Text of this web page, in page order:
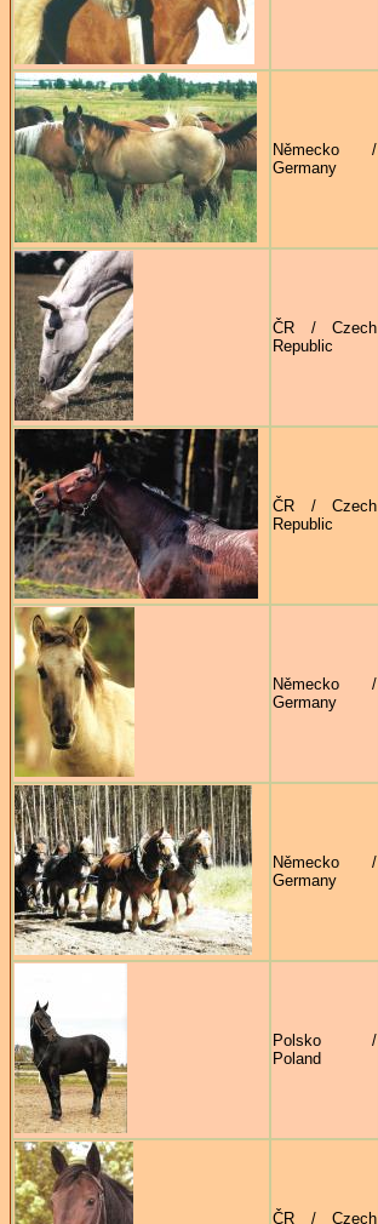
Německo /
Germany
ČR / Czech
Republic
ČR / Czech
Republic
Německo /
Germany
Německo /
Germany
Polsko /
Poland
ČR / Czech